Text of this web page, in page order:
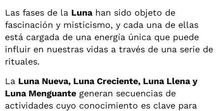
Las fases de la Lunahan sido objeto de
fascinación y misticismo, y cada una de ellas
está cargada de una energía única que puede
influir en nuestras vidas a través de una serie de
rituales.
La Luna Nueva, Luna Creciente, Luna Llena y
Luna Menguante generan secuencias de
actividades cuyo conocimiento es clave para